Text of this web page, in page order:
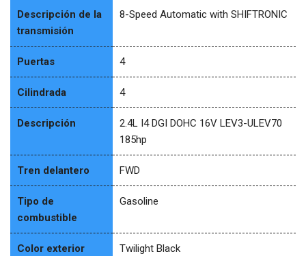
Descripción de la
transmisión
8-Speed Automatic with SHIFTRONIC
Puertas 4
Cilindrada 4
Descripción
2.4L I4 DGI DOHC 16V LEV3-ULEV70
185hp
Tren delantero FWD
Tipo de
combustible
Gasoline
Color exterior Twilight Black